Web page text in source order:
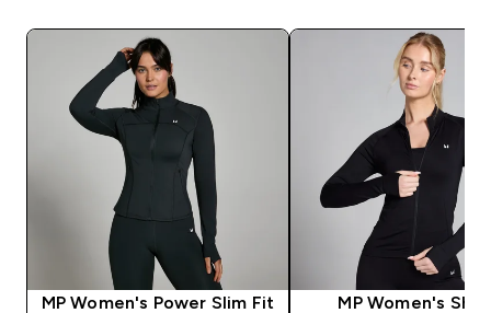
MP Women's Power Slim Fit
MP Women's